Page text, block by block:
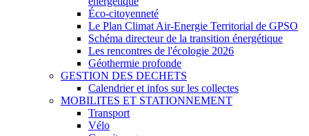
Éco-citoyenneté
Le Plan Climat Air-Energie Territorial de GPSO
Schéma directeur de la transition énergétique
Les rencontres de l'écologie 2026
Géothermie profonde
GESTION DES DECHETS
Calendrier et infos sur les collectes
MOBILITES ET STATIONNEMENT
Transport
Vélo